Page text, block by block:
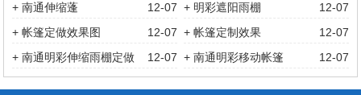
+ 南通伸缩蓬
12-07 + 明彩遮阳雨棚
12-07
+ 帐篷定做效果图
12-07 + 帐篷定制效果
12-07
+ 南通明彩伸缩雨棚定做
12-07 + 南通明彩移动帐篷 12-07